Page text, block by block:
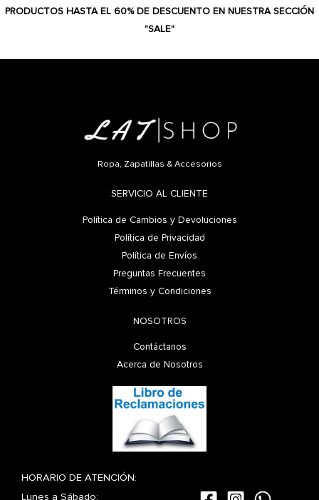
PRODUCTOS HASTA EL 60% DE DESCUENTO EN NUESTRA SECCIÓN
"SALE"
Ropa, Zapatillas & Accesorios
SERVICIO AL CLIENTE
Política de Cambios y Devoluciones
Política de Privacidad
Política de Envíos
Preguntas Frecuentes
Términos y Condiciones
NOSOTROS
Contáctanos
Acerca de Nosotros
HORARIO DE ATENCIÓN:
Lunes a Sábado: